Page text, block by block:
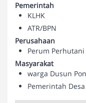
Pemerintah
KLHK
ATR/BPN
Perusahaan
Perum
Masyarakat
warga Dusun
Pemerintah